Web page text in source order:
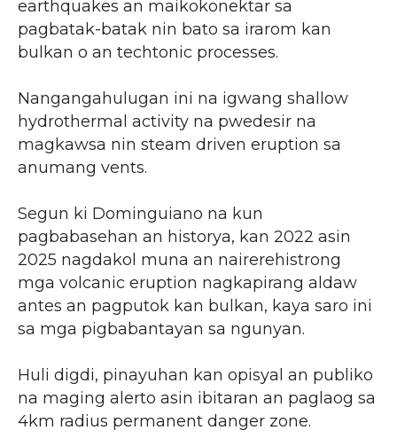
earthquakes an maikokonektar sa
pagbatak-batak nin bato sa irarom kan
bulkan o an techtonic processes.
Nangangahulugan ini na igwang shallow
hydrothermal activity na pwedesir na
magkawsa nin steam driven eruption sa
anumang vents.
Segun ki Dominguiano na kun
pagbabasehan an historya, kan 2022 asin
2025 nagdakol muna an nairerehistrong
mga volcanic eruption nagkapirang aldaw
antes an pagputok kan bulkan, kaya saro ini
sa mga pigbabantayan sa ngunyan.
Huli digdi, pinayuhan kan opisyal an publiko
na maging alerto asin ibitaran an paglaog sa
4km radius permanent danger zone.